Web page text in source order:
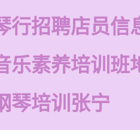
行招聘店员信
乐素养培训班
琴培训张宁